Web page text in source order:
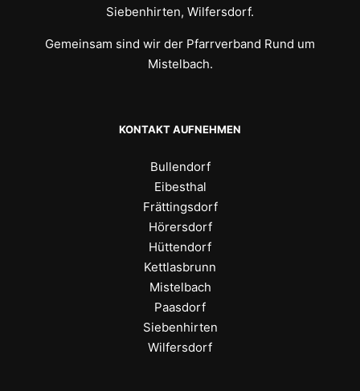
Siebenhirten, Wilfersdorf.
Gemeinsam sind wir der Pfarrverband Rund um
Mistelbach.
KONTAKT AUFNEHMEN
Bullendorf
Eibesthal
Frättingsdorf
Hörersdorf
Hüttendorf
Kettlasbrunn
Mistelbach
Paasdorf
Siebenhirten
Wilfersdorf